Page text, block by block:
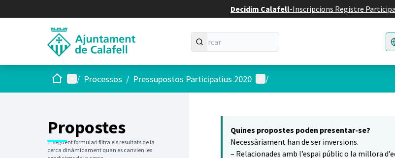
Decidim Calafell-Inscripcions Registre
Inici Menú principal
/ Processos / Pressupostos Participatius 2020 Menú d'usuari
/
Propostes
El següent formulari filtra els resultats de la
cerca dinàmicament quan es canvien les
Quines propostes poden presentar-se?
Necessàriament han de ser inversions.
– Relacionades amb l’espai públic o la millora